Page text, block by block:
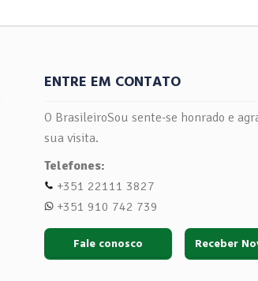
ENTRE EM CONTATO
O BrasileiroSou sente-se honrado e
sua visita.
Telefones:
+351 22111 3827
+351 910 742 739
Fale conosco Receber